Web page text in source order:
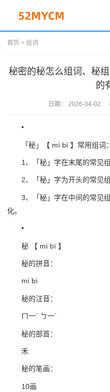
首页 > 组词
秘密的秘怎么组词、秘
的
日期： 2026-04-02
•
「秘」【 mì bì 】常用组词：
1、「秘」字在末尾的常见组
2、「秘」字为开头的常见组
3、「秘」字在中间的常见组
化。
•
秘 【 mì bì 】
秘的拼音：
mì bì
秘的注音：
ㄇ一ˋ ㄅ一ˋ
秘的部首：
禾
秘的笔画：
10画